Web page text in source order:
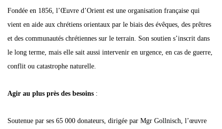
Fondée en 1856, l’Œuvre d’Orient est une organisation française qui
vient en aide aux chrétiens orientaux par le biais des évêques, des prêtres
et des communautés chrétiennes sur le terrain. Son soutien s’inscrit dans
le long terme, mais elle sait aussi intervenir en urgence, en cas de guerre,
conflit ou catastrophe naturelle.
Agir au plus près des besoins :
Soutenue par ses 65 000 donateurs, dirigée par Mgr Gollnisch, l’œuvre